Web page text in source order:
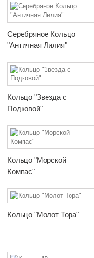
Серебряное Кольцо
"Античная Лилия"
Кольцо "Звезда с
Подковой"
Кольцо "Морской
Компас"
Кольцо "Молот Тора"